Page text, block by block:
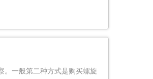
。一般第二种方式是购买螺旋